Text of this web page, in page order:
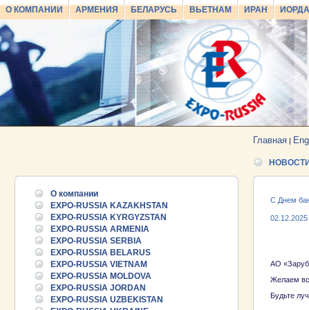
О КОМПАНИИ АРМЕНИЯ БЕЛАРУСЬ ВЬЕТНАМ ИРАН
Главная |
О компании
EXPO-RUSSIA KAZAKHSTAN
EXPO-RUSSIA KYRGYZSTAN
EXPO-RUSSIA ARMENIA
EXPO-RUSSIA SERBIA
EXPO-RUSSIA BELARUS
EXPO-RUSSIA VIETNAM
EXPO-RUSSIA MOLDOVA
EXPO-RUSSIA JORDAN
EXPO-RUSSIA UZBEKISTAN
НОВОСТИ
C Днем
02.12.2025
АО
Желаем
Будьте